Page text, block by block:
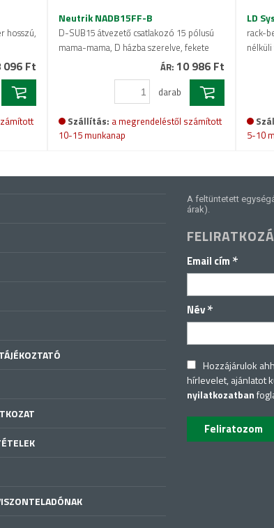
hosszú,
096 Ft
Neutrik NADB15FF-B
D-SUB15 átvezető csatlakozó 15 pólusú
mama-mama, D házba szerelve, fekete
ÁR: 10 986 Ft
darab
Szállítás: a megrendeléstől számított
10-15 munkanap
LD
rack-
5-10
A feltüntetett
árak).
Email cím *
Név*
Hozzájárulok
hírlevelet, ajánlatot
nyilatkozatban